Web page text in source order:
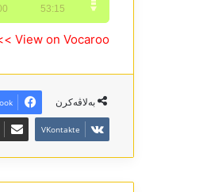
View on Vocaroo >>
بەلاڤەکرن
VKontakte